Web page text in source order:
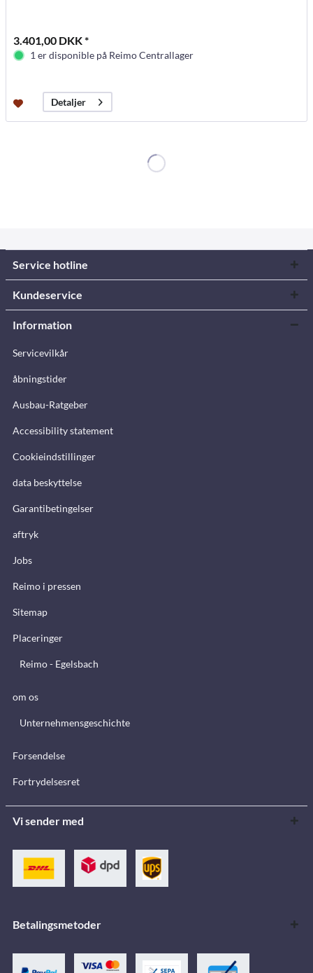
3.401,00 DKK *
1 er disponible på Reimo Centrallager
Detaljer
Service hotline
Kundeservice
Information
Servicevilkår
åbningstider
Ausbau-Ratgeber
Accessibility statement
Cookieindstillinger
data beskyttelse
Garantibetingelser
aftryk
Jobs
Reimo i pressen
Sitemap
Placeringer
Reimo - Egelsbach
om os
Unternehmensgeschichte
Forsendelse
Fortrydelsesret
Vi sender med
Betalingsmetoder